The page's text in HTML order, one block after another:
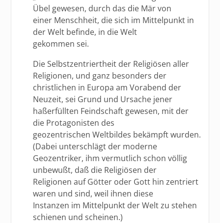
Übel gewesen, durch das die Mär von
einer Menschheit, die sich im Mittelpunkt in
der Welt befinde, in die Welt
gekommen sei.
Die Selbstzentriertheit der Religiösen aller
Religionen, und ganz besonders der
christlichen in Europa am Vorabend der
Neuzeit, sei Grund und Ursache jener
haßerfüllten Feindschaft gewesen, mit der
die Protagonisten des
geozentrischen Weltbildes bekämpft wurden.
(Dabei unterschlägt der moderne
Geozentriker, ihm vermutlich schon völlig
unbewußt, daß die Religiösen der
Religionen auf Götter oder Gott hin zentriert
waren und sind, weil ihnen diese
Instanzen im Mittelpunkt der Welt zu stehen
schienen und scheinen.)